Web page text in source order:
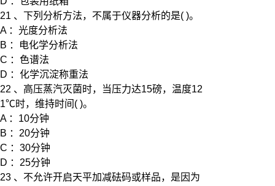
21 、下列分析方法，不属于仪器分析的是( )。
A ：光度分析法
B ：电化学分析法
C ：色谱法
D ：化学沉淀称重法
22 、高压蒸汽灭菌时，当压力达15磅，温度12
1℃时，维持时间( )。
A ：10分钟
B ：20分钟
C ：30分钟
D ：25分钟
23 、不允许开启天平加减砝码或样品，是因为